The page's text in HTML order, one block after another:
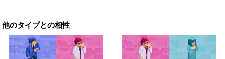
他のタイプとの相性